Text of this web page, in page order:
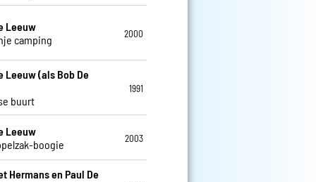
Leeuw
camping
2000
Leeuw (als Bob De
buurt
1991
Leeuw
boogie
2003
Hermans en Paul De